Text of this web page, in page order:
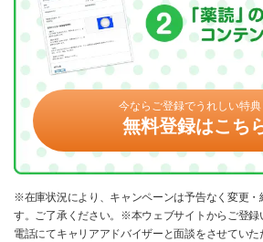
今ならご登録でうれしい特典
無料登録はこち
※在庫状況により、キャンペーンは予告なく変更・
す。ご了承ください。※本ウェブサイトからご登録
電話にてキャリアアドバイザーと面談をさせていた